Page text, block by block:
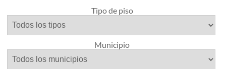
Tipo de piso
Municipio